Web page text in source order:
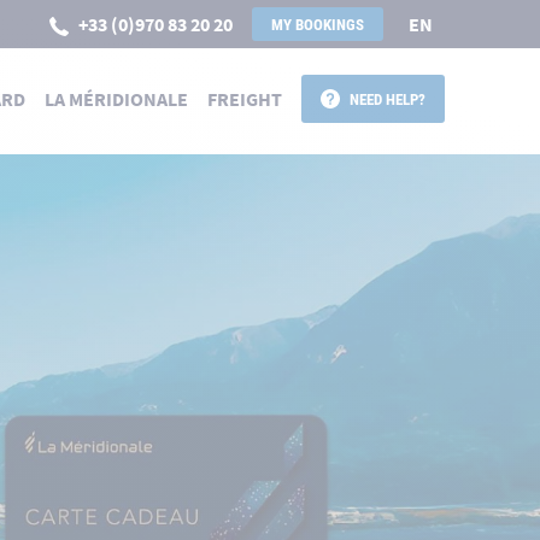
+33 (0)970 83 20 20 MY BOOKINGS EN
LA MÉRIDIONALE FREIGHT NEED HELP?